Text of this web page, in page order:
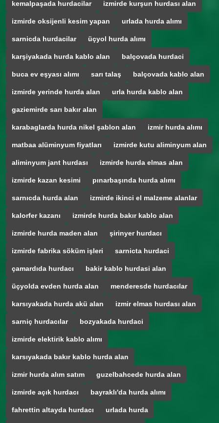
kemalpaşada hurdacilar izmirde kurşun hurdası alan
izmirde oksijenli kesim yapan urlada hurda alımı
sarnicda hurdacilar üçyol hurda alımı
karşiyakada hurda kablo alan balçovada hurdaci
buca ev eşyası alımı sarı talaş balçovada kablo alan
izmirde yerinde hurda alan urla hurda kablo alan
gaziemirde sarı bakır alan
karabaglarda hurda nikel şablon alan izmir hurda alımı
matbaa alüminyum fiyatları izmirde kutu aliminyum alan
aliminyum jant hurdası izmirde hurda elmas alan
izmirde kazan kesimi pınarbaşında hurda alımı
sarnıcda hurda alan izmirde ikinci el malzeme alanlar
kalorfer kazanı izmirde hurda bakır kablo alan
izmirde hurda maden alan şirinyer hurdacı
izmirde fabrika söküm işleri sarnicta hurdaci
çamardıda hurdacı bakir kablo hurdasi alan
üçyolda evden hurda alan menderesde hurdacılar
karsıyakada hurda akü alan izmir elmas hurdası alan
sarniç hurdacılar bozyakada hurdaci
izmirde elektirik kablo alımı
karsıyakada bakır kablo hurda alan
izmir hurda alım satım guzelbahcede hurda alan
izmirde açık hurdacı bayraklı'da hurda alımı
fahrettin altayda hurdacı urlada hurda